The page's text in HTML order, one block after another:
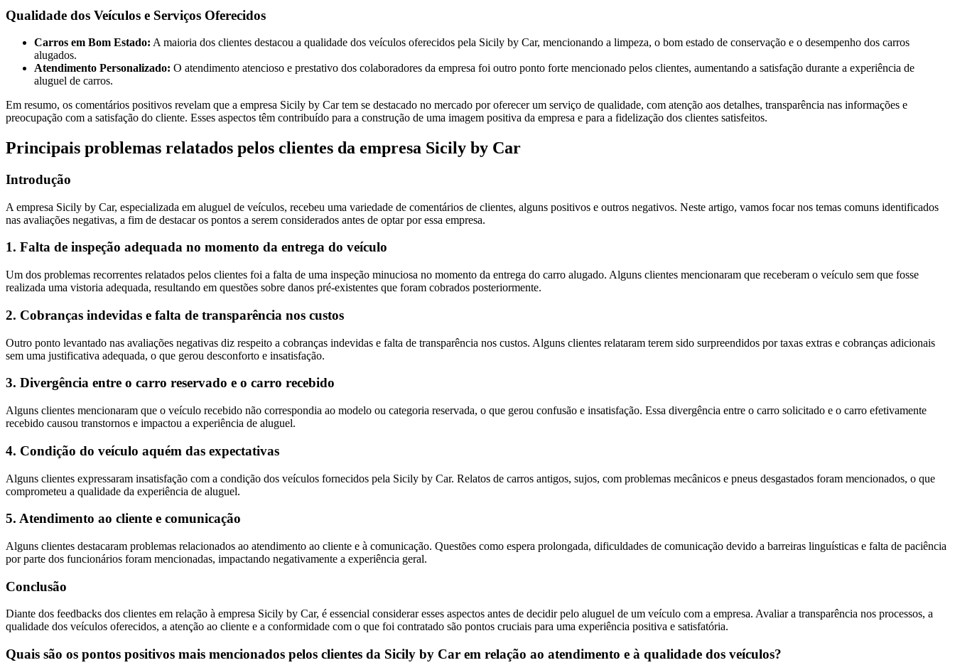
Qualidade dos Veículos e Serviços Oferecidos
Carros em Bom Estado: A maioria dos clientes destacou a qualidade dos veículos oferecidos pela Sicily by Car, mencionando a limpeza, o bom estado de conservação e o desempenho dos carros
alugados.
Atendimento Personalizado: O atendimento atencioso e prestativo dos colaboradores da empresa foi outro ponto forte mencionado pelos clientes, aumentando a satisfação durante a experiência de
aluguel de carros.
Em resumo, os comentários positivos revelam que a empresa Sicily by Car tem se destacado no mercado por oferecer um serviço de qualidade, com atenção aos detalhes, transparência nas informações e
preocupação com a satisfação do cliente. Esses aspectos têm contribuído para a construção de uma imagem positiva da empresa e para a fidelização dos clientes satisfeitos.
Principais problemas relatados pelos clientes da empresa Sicily by Car
Introdução
A empresa Sicily by Car, especializada em aluguel de veículos, recebeu uma variedade de comentários de clientes, alguns positivos e outros negativos. Neste artigo, vamos focar nos temas comuns identificados
nas avaliações negativas, a fim de destacar os pontos a serem considerados antes de optar por essa empresa.
1. Falta de inspeção adequada no momento da entrega do veículo
Um dos problemas recorrentes relatados pelos clientes foi a falta de uma inspeção minuciosa no momento da entrega do carro alugado. Alguns clientes mencionaram que receberam o veículo sem que fosse
realizada uma vistoria adequada, resultando em questões sobre danos pré-existentes que foram cobrados posteriormente.
2. Cobranças indevidas e falta de transparência nos custos
Outro ponto levantado nas avaliações negativas diz respeito a cobranças indevidas e falta de transparência nos custos. Alguns clientes relataram terem sido surpreendidos por taxas extras e cobranças adicionais
sem uma justificativa adequada, o que gerou desconforto e insatisfação.
3. Divergência entre o carro reservado e o carro recebido
Alguns clientes mencionaram que o veículo recebido não correspondia ao modelo ou categoria reservada, o que gerou confusão e insatisfação. Essa divergência entre o carro solicitado e o carro efetivamente
recebido causou transtornos e impactou a experiência de aluguel.
4. Condição do veículo aquém das expectativas
Alguns clientes expressaram insatisfação com a condição dos veículos fornecidos pela Sicily by Car. Relatos de carros antigos, sujos, com problemas mecânicos e pneus desgastados foram mencionados, o que
comprometeu a qualidade da experiência de aluguel.
5. Atendimento ao cliente e comunicação
Alguns clientes destacaram problemas relacionados ao atendimento ao cliente e à comunicação. Questões como espera prolongada, dificuldades de comunicação devido a barreiras linguísticas e falta de paciência
por parte dos funcionários foram mencionadas, impactando negativamente a experiência geral.
Conclusão
Diante dos feedbacks dos clientes em relação à empresa Sicily by Car, é essencial considerar esses aspectos antes de decidir pelo aluguel de um veículo com a empresa. Avaliar a transparência nos processos, a
qualidade dos veículos oferecidos, a atenção ao cliente e a conformidade com o que foi contratado são pontos cruciais para uma experiência positiva e satisfatória.
Quais são os pontos positivos mais mencionados pelos clientes da Sicily by Car em relação ao atendimento e à qualidade dos veículos?